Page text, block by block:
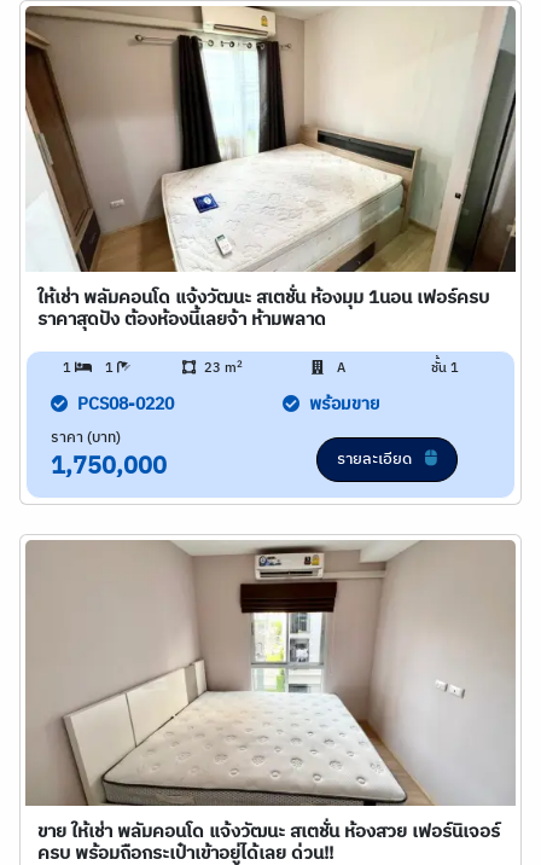
ให้เช่า พลัมคอนโด แจ้งวัฒนะ สเตชั่น ห้องมุม 1นอน เฟอร์ครบ
ราคาสุดปัง ต้องห้องนี้เลยจ้า ห้ามพลาด
1 1 23 m2 A ชั้น 1
PCS08-0220 พร้อมขาย
ราคา (บาท)
1,750,000 รายละเอียด
ขาย ให้เช่า พลัมคอนโด แจ้งวัฒนะ สเตชั่น ห้องสวย เฟอร์นิเจอร์
ครบ พร้อมถือกระเป๋าเข้าอยู่ได้เลย ด่วน!!